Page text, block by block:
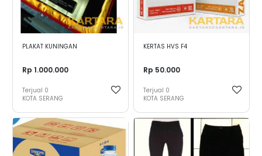
PLAKAT KUNINGAN
Rp 1.000.000
Terjual 0
KOTA SERANG
KERTAS HVS F4
Rp 50.000
Terjual 0
KOTA SERANG